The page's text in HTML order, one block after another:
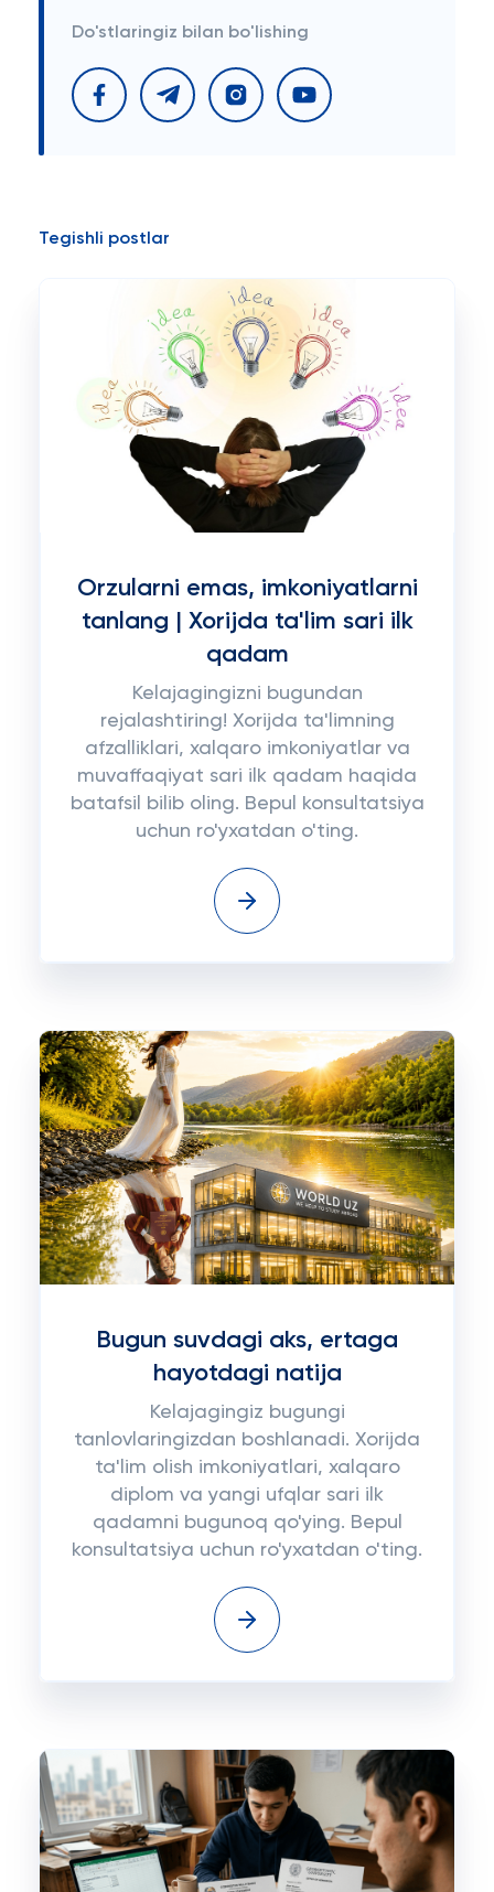
Do'stlaringiz bilan bo'lishing
Tegishli postlar
Orzularni emas, imkoniyatlarni
tanlang | Xorijda ta'lim sari ilk
qadam
Kelajagingizni bugundan
rejalashtiring! Xorijda ta'limning
afzalliklari, xalqaro imkoniyatlar va
muvaffaqiyat sari ilk qadam haqida
batafsil bilib oling. Bepul konsultatsiya
uchun ro'yxatdan o'ting.
Bugun suvdagi aks, ertaga
hayotdagi natija
Kelajagingiz bugungi
tanlovlaringizdan boshlanadi. Xorijda
ta'lim olish imkoniyatlari, xalqaro
diplom va yangi ufqlar sari ilk
qadamni bugunoq qo'ying. Bepul
konsultatsiya uchun ro'yxatdan o'ting.